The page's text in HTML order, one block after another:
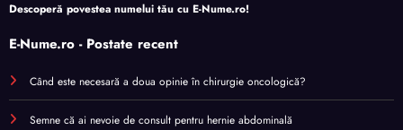
Descoperă povestea numelui tău cu E-Nume.ro!
E-Nume.ro - Postate recent
Când este necesară a doua opinie în chirurgie oncologică?
Semne că ai nevoie de consult pentru hernie abdominală